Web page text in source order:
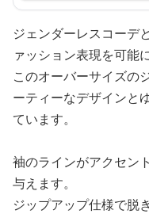
ジェンダーレスコーデ
ァッション表現を可能
このオーバーサイズの
ーティーなデザインと
ています。
袖のラインがアクセン
与えます。
ジップアップ仕様で脱